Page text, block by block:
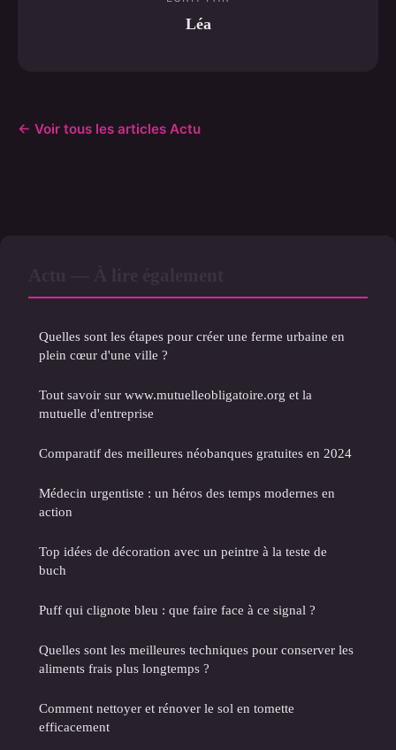
Léa
← Voir tous les articles Actu
Quelles sont les étapes pour créer une ferme urbaine en
plein cœur d'une ville ?
Tout savoir sur www.mutuelleobligatoire.org et la
mutuelle d'entreprise
Comparatif des meilleures néobanques gratuites en 2024
Médecin urgentiste : un héros des temps modernes en
action
Top idées de décoration avec un peintre à la teste de
buch
Puff qui clignote bleu : que faire face à ce signal ?
Quelles sont les meilleures techniques pour conserver les
aliments frais plus longtemps ?
Comment nettoyer et rénover le sol en tomette
efficacement